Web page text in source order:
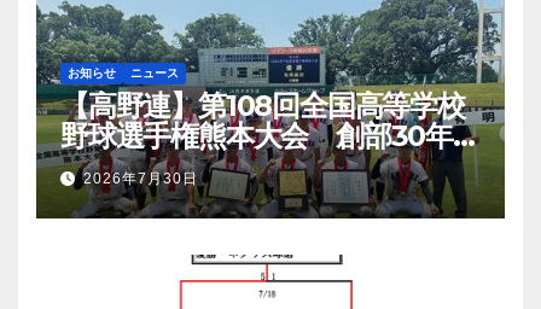
お知らせ ニュース
【高野連】第108回全国高等学校
野球選手権熊本大会 創部30年有
明高校悲願の初優勝
2026年7月30日